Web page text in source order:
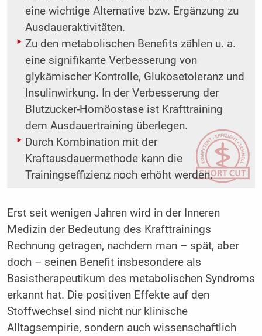
eine wichtige Alternative bzw. Ergänzung zu
Ausdaueraktivitäten.
Zu den metabolischen Benefits zählen u. a.
eine signifikante Verbesserung von
glykämischer ­Kontrolle, Glukosetoleranz und
Insulinwirkung. In der Verbesserung der
Blutzucker-Homöostase ist Krafttraining
dem Ausdauertraining überlegen.
Durch Kombination mit der
Kraftausdauermethode kann die
Trainingseffizienz noch erhöht werden.
Erst seit wenigen Jahren wird in der Inneren
Medizin der Bedeutung des Krafttrainings
Rechnung getragen, nachdem man – spät, aber
doch – seinen Benefit insbesondere als
Basistherapeutikum des metabolischen Syndroms
erkannt hat. Die positiven Effekte auf den
Stoffwechsel sind nicht nur klinische
Alltagsempirie, sondern auch wissenschaftlich